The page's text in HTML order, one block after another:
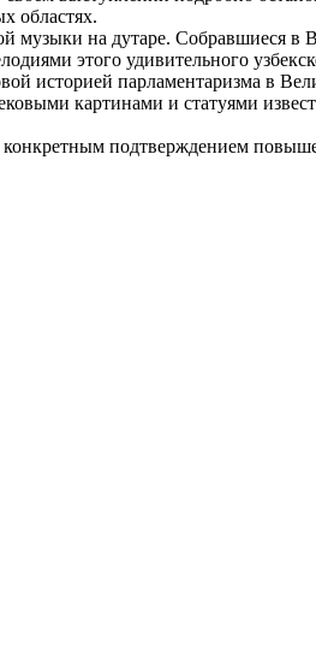
областях.
музыки на дутаре. Собравшиеся
этого удивительного
историей парламентаризма в
картинами и статуями
подтверждением